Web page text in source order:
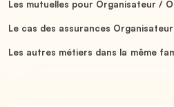
Les mutuelles pour Organisateur /
Le cas des assurances
Les autres métiers dans la même